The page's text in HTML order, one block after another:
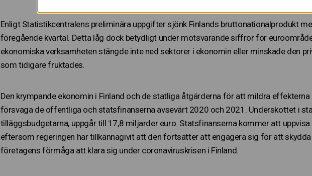
Enligt Statistikcentralens preliminära uppgifter sjönk Finlands bruttonationalprodukt
föregående kvartal. Detta låg dock betydligt under motsvarande siffror för
ekonomiska verksamheten stängde inte ned sektorer i ekonomin eller minskade den
som tidigare fruktades.
Den krympande ekonomin i Finland och de statliga åtgärderna för att mildra
försvaga de offentliga och statsfinanserna avsevärt 2020 och 2021. Underskottet i
tilläggsbudgetarna, uppgår till 17,8 miljarder euro. Statsfinanserna kommer att
eftersom regeringen har tillkännagivit att den fortsätter att engagera sig för att
företagens förmåga att klara sig under coronaviruskrisen i Finland.